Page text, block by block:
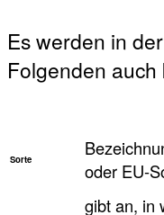
Es werden in
Folgenden
Sorte
oder EU-
gibt an, in